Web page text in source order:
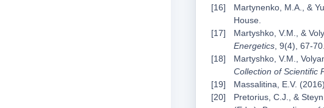
Martynenko, M.A., &
House.
Martyshko, V.M., &
Energetics , 9(4), 67-70.
Martyshko, V.M.,
Collection of Scientific
Massalitina, E.V.
Pretorius, C.J., &